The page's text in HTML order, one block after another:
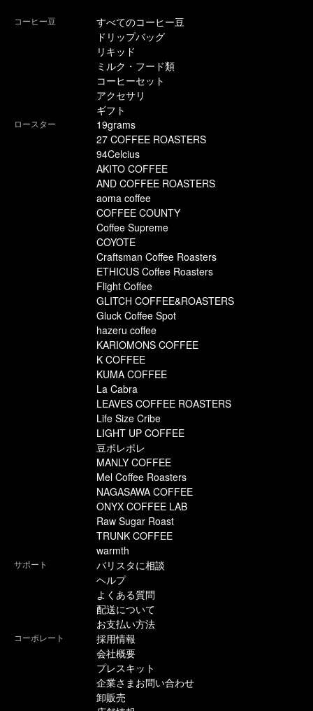
コーヒー豆
すべてのコーヒー豆
ドリップバッグ
リキッド
ミルク・フード類
コーヒーセット
アクセサリ
ギフト
ロースター
19grams
27 COFFEE ROASTERS
94Celcius
AKITO COFFEE
AND COFFEE ROASTERS
aoma coffee
COFFEE COUNTY
Coffee Supreme
COYOTE
Craftsman Coffee Roasters
ETHICUS Coffee Roasters
Flight Coffee
GLITCH COFFEE&ROASTERS
Gluck Coffee Spot
hazeru coffee
KARIOMONS COFFEE
K COFFEE
KUMA COFFEE
La Cabra
LEAVES COFFEE ROASTERS
Life Size Cribe
LIGHT UP COFFEE
豆ポレポレ
MANLY COFFEE
Mel Coffee Roasters
NAGASAWA COFFEE
ONYX COFFEE LAB
Raw Sugar Roast
TRUNK COFFEE
warmth
サポート
バリスタに相談
ヘルプ
よくある質問
配送について
お支払い方法
コーポレート
採用情報
会社概要
プレスキット
企業さまお問い合わせ
卸販売